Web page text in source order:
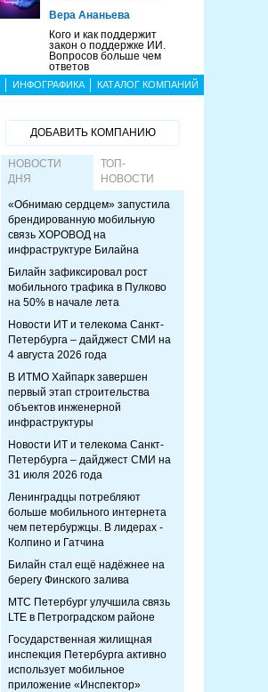
Вера Ананьева
Кого и как поддержит
закон о поддержке ИИ.
Вопросов больше чем
ответов
ИНФОГРАФИКА КАТАЛОГ КОМПАНИЙ
ДОБАВИТЬ КОМПАНИЮ
НОВОСТИ
ДНЯ
ТОП-
НОВОСТИ
«Обнимаю сердцем» запустила
брендированную мобильную
связь ХОРОВОД на
инфраструктуре Билайна
Билайн зафиксировал рост
мобильного трафика в Пулково
на 50% в начале лета
Новости ИТ и телекома Санкт-
Петербурга – дайджест СМИ на
4 августа 2026 года
В ИТМО Хайпарк завершен
первый этап строительства
объектов инженерной
инфраструктуры
Новости ИТ и телекома Санкт-
Петербурга – дайджест СМИ на
31 июля 2026 года
Ленинградцы потребляют
больше мобильного интернета
чем петербуржцы. В лидерах -
Колпино и Гатчина
Билайн стал ещё надёжнее на
берегу Финского залива
МТС Петербург улучшила связь
LTE в Петроградском районе
Государственная жилищная
инспекция Петербурга активно
использует мобильное
приложение «Инспектор»